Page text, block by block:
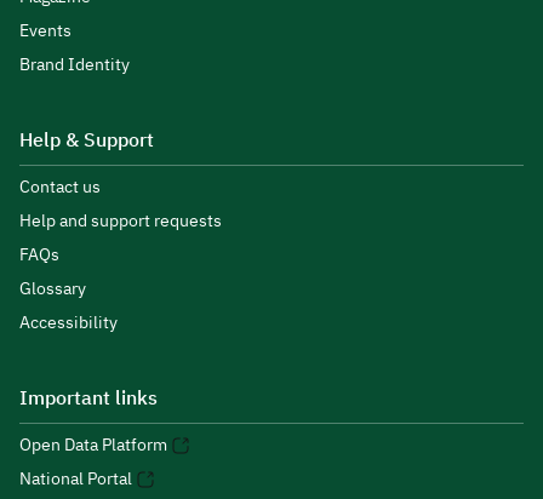
Events
Brand Identity
Help & Support
Contact us
Help and support requests
FAQs
Glossary
Accessibility
Important links
Open Data Platform
National Portal